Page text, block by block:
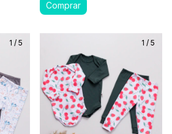
1 / 5 1 / 5